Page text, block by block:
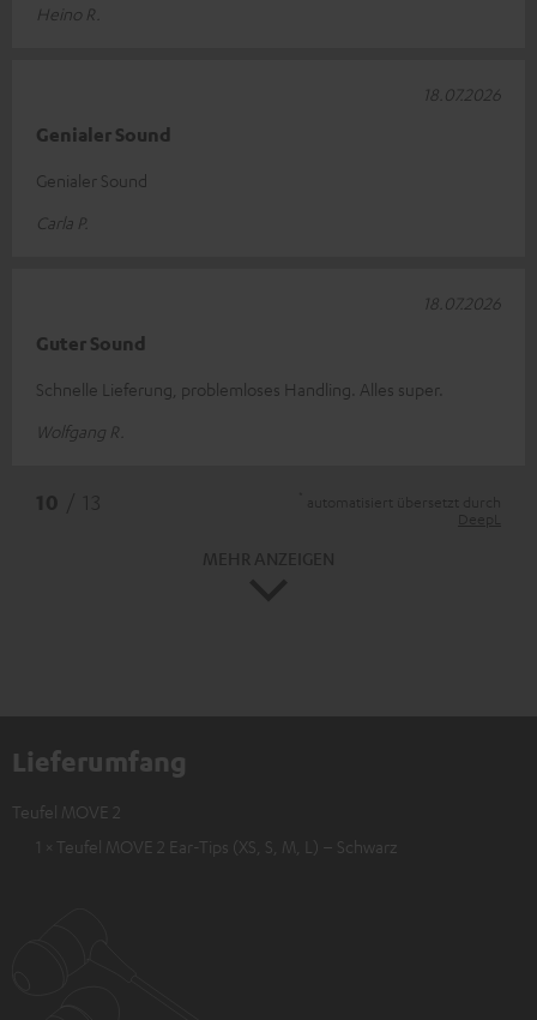
Heino R.
Genialer Sound
Genialer Sound
Carla P.
18.07.2026
Guter Sound
Schnelle Lieferung, problemloses Handling. Alles super.
Wolfgang R.
18.07.2026
Lieferumfang
Teufel MOVE 2
1 × Teufel MOVE 2 Ear-Tips (XS, S, M, L) – Schwarz